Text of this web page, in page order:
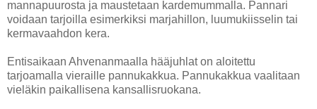
mannapuurosta ja maustetaan kardemummalla. Pannari
voidaan tarjoilla esimerkiksi marjahillon, luumukiisselin tai
kermavaahdon kera.
Entisaikaan Ahvenanmaalla hääjuhlat on aloitettu
tarjoamalla vieraille pannukakkua. Pannukakkua vaalitaan
vieläkin paikallisena kansallisruokana.